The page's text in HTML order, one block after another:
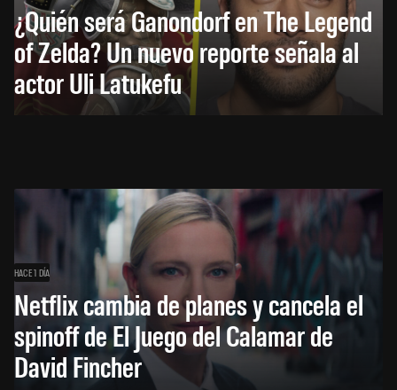
¿Quién será Ganondorf en The Legend
of Zelda? Un nuevo reporte señala al
actor Uli Latukefu
HACE 1 DÍA
Netflix cambia de planes y cancela el
spinoff de El Juego del Calamar de
David Fincher